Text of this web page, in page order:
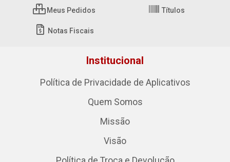
Meus Pedidos Títulos
Notas Fiscais
Institucional
Política de Privacidade de Aplicativos
Quem Somos
Missão
Visão